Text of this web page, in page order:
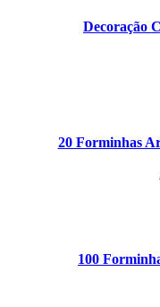
Decoração
20 Forminhas
100